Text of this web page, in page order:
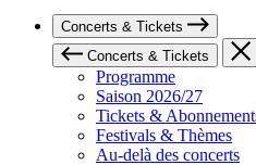
Concerts & Tickets
Concerts & Tickets
Programme
Saison 2026/27
Tickets &
Festivals & Thèmes
Au-delà des concerts